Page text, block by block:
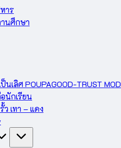
าร
นศึกษา
เลิศ POUPAGOOD-TRUST
นักเรียน
เทา – แดง